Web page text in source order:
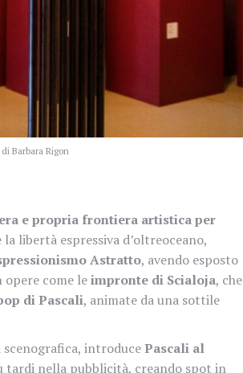
Barbara Rigon
e propria frontiera artistica per
libertà espressiva d’oltreoceano,
Astratto, avendo esposto
opere come leimpronte di Scialoja, che
di Pascali, animate da una sottile
introducePascali al
tardi nella pubblicità, creando spot in